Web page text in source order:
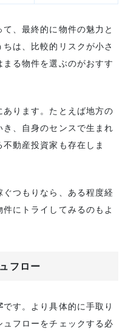
、最終的に物件の魅力と
は、比較的リスクが小さ
る物件を選ぶのがおすす
ります。たとえば地方の
、自身のセンスで生まれ
動産投資家も存在しま
つもりなら、ある程度経
にトライしてみるのもよ
フロー
です。より具体的に手取り
フローをチェックする必